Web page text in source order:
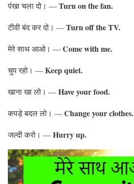
पंखा चला दो। —Turn on the fan.
टीवी बंद कर दो। —Turn off the TV.
मेरे साथ आओ। —Come with me.
चुप रहो। —Keep quiet.
खाना खा लो। —Have your food.
कपड़े बदल लो। —Change your clothes.
जल्दी करो। —Hurry up.